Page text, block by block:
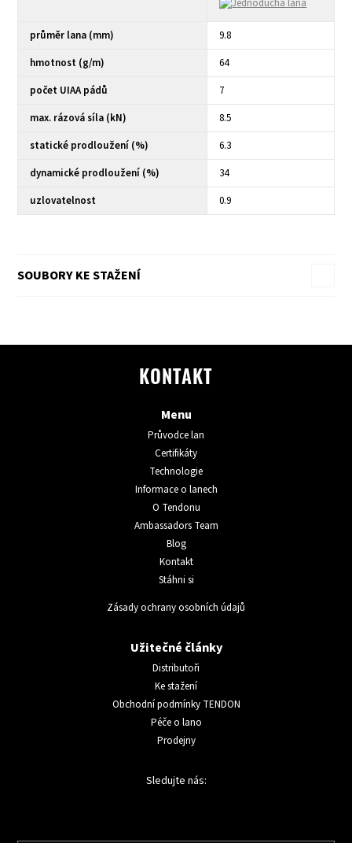
průměr lana (mm)
9.8
hmotnost (g/m)
64
počet UIAA pádů
7
max. rázová síla (kN)
8.5
statické prodloužení (%)
6.3
dynamické prodloužení (%)
34
uzlovatelnost
0.9
SOUBORY KE STAŽENÍ
KONTAKT
Menu
Průvodce lan
Certifikáty
Technologie
Informace o lanech
O Tendonu
Ambassadors Team
Blog
Kontakt
Stáhni si
Zásady ochrany osobních údajů
Užitečné články
Distributoři
Ke stažení
Obchodní podmínky TENDON
Péče o lano
Prodejny
Sledujte nás: